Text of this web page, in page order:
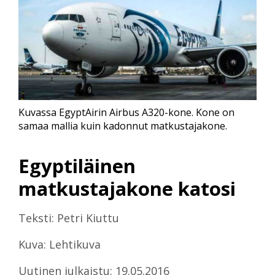
Egyptiläinen
matkustajakone katosi
Teksti: Petri Kiuttu
Kuva: Lehtikuva
Uutinen julkaistu: 19.05.2016
Kuvassa EgyptAirin Airbus A320-kone. Kone on
samaa mallia kuin kadonnut matkustajakone.